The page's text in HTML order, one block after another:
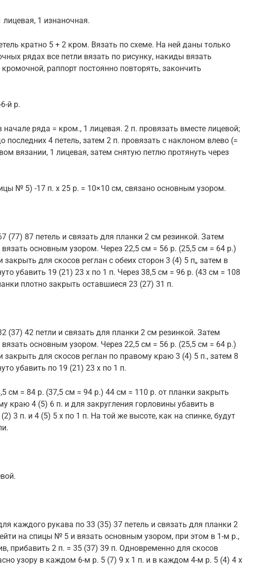
1 изнаночная.
кратно 5 + 2 кром. Вязать по схеме. На ней даны только
рядах все петли вязать по рисунку, накиды вязать
раппорт постоянно повторять, закончить
й р.
ряда = кром., 1 лицевая. 2 п. провязать вместе лицевой;
последних 4 петель, затем 2 п. провязать с наклоном влево (=
вязании, 1 лицевая, затем снятую петлю протянуть через
№ 5) -17 п. х 25 р. = 10×10 см, связано основным узором.
(77) 87 петель и связать для планки 2 см резинкой. Затем
основным узором. Через 22,5 см = 56 р. (25,5 см = 64 р.)
закрыть для скосов реглан с обеих сторон 3 (4) 5 п„ затем в
убавить 19 (21) 23 х по 1 п. Через 38,5 см = 96 р. (43 см = 108
плотно закрыть оставшиеся 23 (27) 31 п.
(37) 42 петли и связать для планки 2 см резинкой. Затем
основным узором. Через 22,5 см = 56 р. (25,5 см = 64 р.)
закрыть для скосов реглан по правому краю 3 (4) 5 п., затем 8
убавить по 19 (21) 23 х по 1 п.
см = 84 р. (37,5 см = 94 р.) 44 см = 110 р. от планки закрыть
краю 4 (5) 6 п. и для закругления горловины убавить в
3 п. и 4 (5) 5 х по 1 п. На той же высоте, как на спинке, будут
каждого рукава по 33 (35) 37 петель и связать для планки 2
на спицы № 5 и вязать основным узором, при этом в 1-м р.,
прибавить 2 п. = 35 (37) 39 п. Одновременно для скосов
узору в каждом 6-м р. 5 (7) 9 х 1 п. и в каждом 4-м р. 5 (4) 4 х